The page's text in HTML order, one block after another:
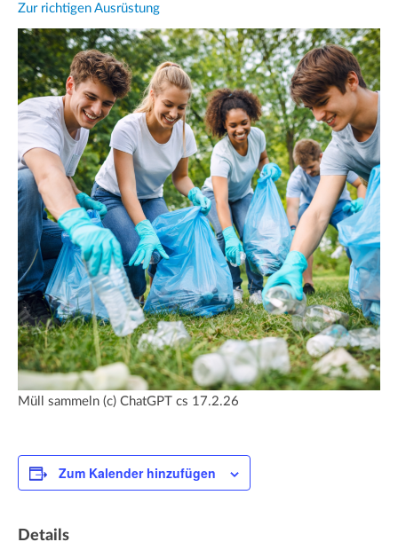
Zur richtigen Ausrüstung
Müll sammeln (c) ChatGPT cs 17.2.26
Zum Kalender hinzufügen
Details